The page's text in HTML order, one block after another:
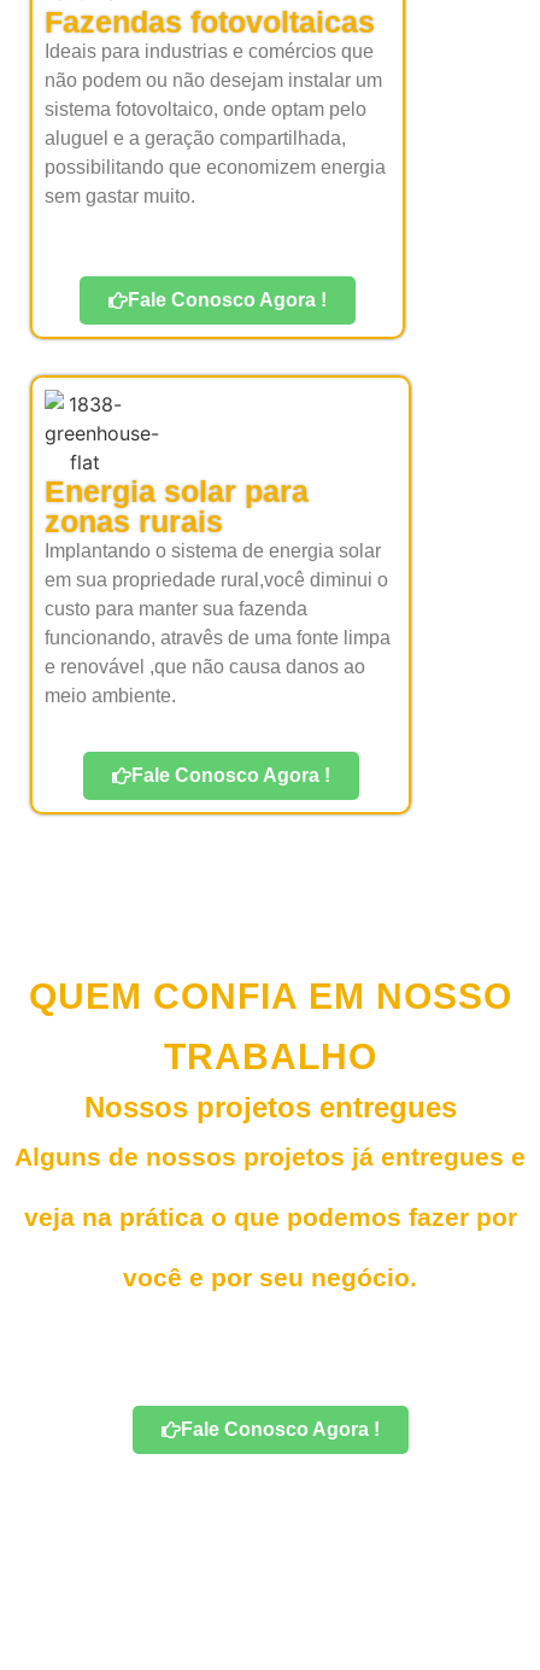
Fazendas fotovoltaicas
Ideais para industrias e comércios que
não podem ou não desejam instalar um
sistema fotovoltaico, onde optam pelo
aluguel e a geração compartilhada,
possibilitando que economizem energia
sem gastar muito.
Fale Conosco Agora !
Energia solar para
zonas rurais
Implantando o sistema de energia solar
em sua propriedade rural,você diminui o
custo para manter sua fazenda
funcionando, atravês de uma fonte limpa
e renovável ,que não causa danos ao
meio ambiente.
Fale Conosco Agora !
QUEM CONFIA EM NOSSO
TRABALHO
Nossos projetos entregues
Alguns de nossos projetos já entregues e
veja na prática o que podemos fazer por
você e por seu negócio.
Fale Conosco Agora !